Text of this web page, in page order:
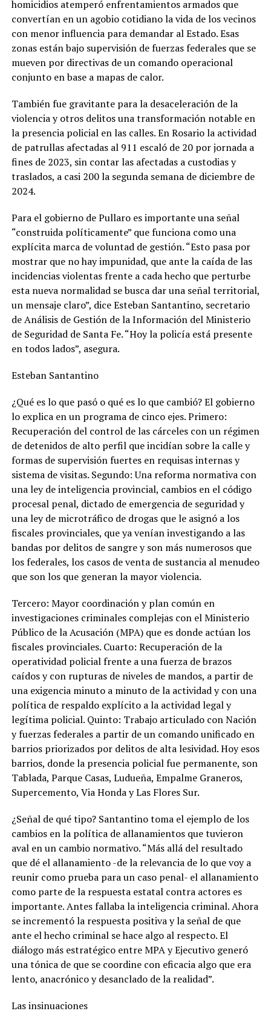
homicidios atemperó enfrentamientos armados que
convertían en un agobio cotidiano la vida de los vecinos
con menor influencia para demandar al Estado. Esas
zonas están bajo supervisión de fuerzas federales que se
mueven por directivas de un comando operacional
conjunto en base a mapas de calor.
También fue gravitante para la desaceleración de la
violencia y otros delitos una transformación notable en
la presencia policial en las calles. En Rosario la actividad
de patrullas afectadas al 911 escaló de 20 por jornada a
fines de 2023, sin contar las afectadas a custodias y
traslados, a casi 200 la segunda semana de diciembre de
2024.
Para el gobierno de Pullaro es importante una señal
“construida políticamente” que funciona como una
explícita marca de voluntad de gestión. “Esto pasa por
mostrar que no hay impunidad, que ante la caída de las
incidencias violentas frente a cada hecho que perturbe
esta nueva normalidad se busca dar una señal territorial,
un mensaje claro”, dice Esteban Santantino, secretario
de Análisis de Gestión de la Información del Ministerio
de Seguridad de Santa Fe. “Hoy la policía está presente
en todos lados”, asegura.
Esteban Santantino
¿Qué es lo que pasó o qué es lo que cambió? El gobierno
lo explica en un programa de cinco ejes. Primero:
Recuperación del control de las cárceles con un régimen
de detenidos de alto perfil que incidían sobre la calle y
formas de supervisión fuertes en requisas internas y
sistema de visitas. Segundo: Una reforma normativa con
una ley de inteligencia provincial, cambios en el código
procesal penal, dictado de emergencia de seguridad y
una ley de microtráfico de drogas que le asignó a los
fiscales provinciales, que ya venían investigando a las
bandas por delitos de sangre y son más numerosos que
los federales, los casos de venta de sustancia al menudeo
que son los que generan la mayor violencia.
Tercero: Mayor coordinación y plan común en
investigaciones criminales complejas con el Ministerio
Público de la Acusación (MPA) que es donde actúan los
fiscales provinciales. Cuarto: Recuperación de la
operatividad policial frente a una fuerza de brazos
caídos y con rupturas de niveles de mandos, a partir de
una exigencia minuto a minuto de la actividad y con una
política de respaldo explícito a la actividad legal y
legítima policial. Quinto: Trabajo articulado con Nación
y fuerzas federales a partir de un comando unificado en
barrios priorizados por delitos de alta lesividad. Hoy esos
barrios, donde la presencia policial fue permanente, son
Tablada, Parque Casas, Ludueña, Empalme Graneros,
Supercemento, Via Honda y Las Flores Sur.
¿Señal de qué tipo? Santantino toma el ejemplo de los
cambios en la política de allanamientos que tuvieron
aval en un cambio normativo. “Más allá del resultado
que dé el allanamiento -de la relevancia de lo que voy a
reunir como prueba para un caso penal- el allanamiento
como parte de la respuesta estatal contra actores es
importante. Antes fallaba la inteligencia criminal. Ahora
se incrementó la respuesta positiva y la señal de que
ante el hecho criminal se hace algo al respecto. El
diálogo más estratégico entre MPA y Ejecutivo generó
una tónica de que se coordine con eficacia algo que era
lento, anacrónico y desanclado de la realidad”.
Las insinuaciones